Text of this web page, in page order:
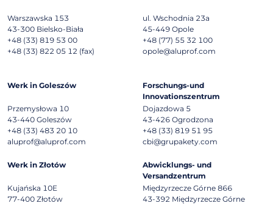
Warszawska 153
43-300 Bielsko-Biała
+48 (33) 819 53 00
+48 (33) 822 05 12 (fax)
ul. Wschodnia 23a
45-449 Opole
+48 (77) 55 32 100
opole@aluprof.com
Werk in Goleszów
Przemysłowa 10
43-440 Goleszów
+48 (33) 483 20 10
aluprof@aluprof.com
Forschungs-und
Innovationszentrum
Dojazdowa 5
43-426 Ogrodzona
+48 (33) 819 51 95
cbi@grupakety.com
Werk in Złotów
Kujańska 10E
77-400 Złotów
Abwicklungs- und
Versandzentrum
Międzyrzecze Górne 866
43-392 Międzyrzecze Górne